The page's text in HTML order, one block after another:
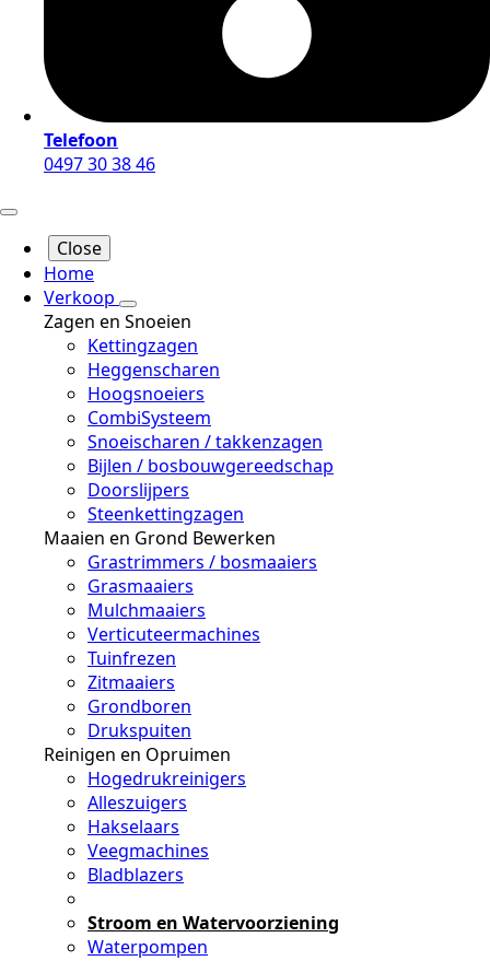
Telefoon
0497 30 38 46
Close
Home
Verkoop
Zagen en Snoeien
Kettingzagen
Heggenscharen
Hoogsnoeiers
CombiSysteem
Snoeischaren / takkenzagen
Bijlen / bosbouwgereedschap
Doorslijpers
Steenkettingzagen
Maaien en Grond Bewerken
Grastrimmers / bosmaaiers
Grasmaaiers
Mulchmaaiers
Verticuteermachines
Tuinfrezen
Zitmaaiers
Grondboren
Drukspuiten
Reinigen en Opruimen
Hogedrukreinigers
Alleszuigers
Hakselaars
Veegmachines
Bladblazers
Stroom en Watervoorziening
Waterpompen